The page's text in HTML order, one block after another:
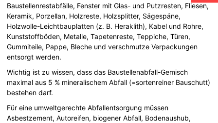
Baustellenrestabfälle, Fenster mit Glas- und Putzresten, Fliesen,
Keramik, Porzellan, Holzreste, Holzsplitter, Sägespäne,
Holzwolle-Leichtbauplatten (z. B. Heraklith), Kabel und Rohre,
Kunststoffböden, Metalle, Tapetenreste, Teppiche, Türen,
Gummiteile, Pappe, Bleche und verschmutze Verpackungen
entsorgt werden.
Wichtig ist zu wissen, dass das Baustellenabfall-Gemisch
maximal aus 5 % mineralischem Abfall (=sortenreiner Bauschutt)
bestehen darf.
Für eine umweltgerechte Abfallentsorgung müssen
Asbestzement, Autoreifen, biogener Abfall, Bodenaushub,